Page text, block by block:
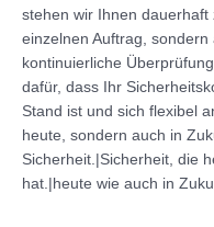
stehen wir Ihnen
einzelnen Auftrag,
kontinuierliche
dafür, dass Ihr
Stand ist und sich flexibel
heute, sondern auch in
Sicherheit.|Sicherheit, die
hat.|heute wie auch in